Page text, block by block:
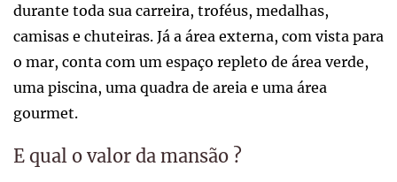
durante toda sua carreira, troféus, medalhas,
camisas e chuteiras. Já a área externa, com vista para
o mar, conta com um espaço repleto de área verde,
uma piscina, uma quadra de areia e uma área
gourmet.
E qual o valor da mansão ?